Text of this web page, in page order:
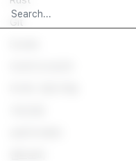
Git